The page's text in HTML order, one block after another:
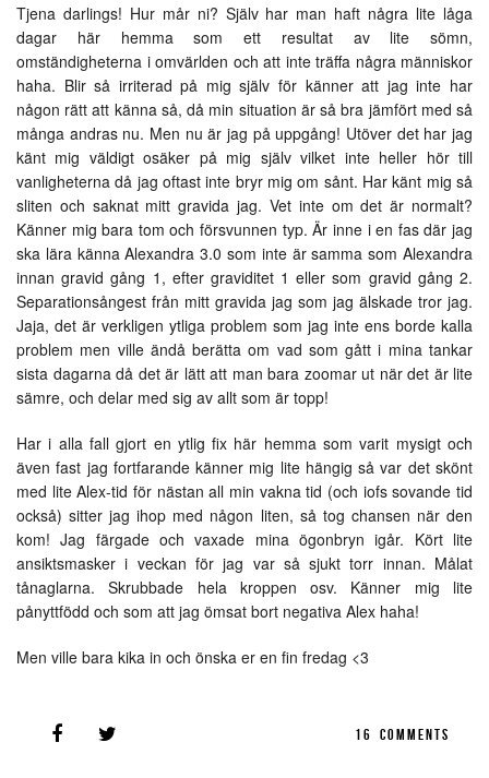
Tjena darlings! Hur mår ni? Själv har man haft några lite låga
dagar här hemma som ett resultat av lite sömn,
omständigheterna i omvärlden och att inte träffa några människor
haha. Blir så irriterad på mig själv för känner att jag inte har
någon rätt att känna så, då min situation är så bra jämfört med så
många andras nu. Men nu är jag på uppgång! Utöver det har jag
känt mig väldigt osäker på mig själv vilket inte heller hör till
vanligheterna då jag oftast inte bryr mig om sånt. Har känt mig så
sliten och saknat mitt gravida jag. Vet inte om det är normalt?
Känner mig bara tom och försvunnen typ. Är inne i en fas där jag
ska lära känna Alexandra 3.0 som inte är samma som Alexandra
innan gravid gång 1, efter graviditet 1 eller som gravid gång 2.
Separationsångest från mitt gravida jag som jag älskade tror jag.
Jaja, det är verkligen ytliga problem som jag inte ens borde kalla
problem men ville ändå berätta om vad som gått i mina tankar
sista dagarna då det är lätt att man bara zoomar ut när det är lite
sämre, och delar med sig av allt som är topp!
Har i alla fall gjort en ytlig fix här hemma som varit mysigt och
även fast jag fortfarande känner mig lite hängig så var det skönt
med lite Alex-tid för nästan all min vakna tid (och iofs sovande tid
också) sitter jag ihop med någon liten, så tog chansen när den
kom! Jag färgade och vaxade mina ögonbryn igår. Kört lite
ansiktsmasker i veckan för jag var så sjukt torr innan. Målat
tånaglarna. Skrubbade hela kroppen osv. Känner mig lite
pånyttfödd och som att jag ömsat bort negativa Alex haha!
Men ville bara kika in och önska er en fin fredag <3
16 COMMENTS